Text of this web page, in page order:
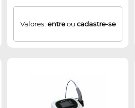
Valores: entreou cadastre-se